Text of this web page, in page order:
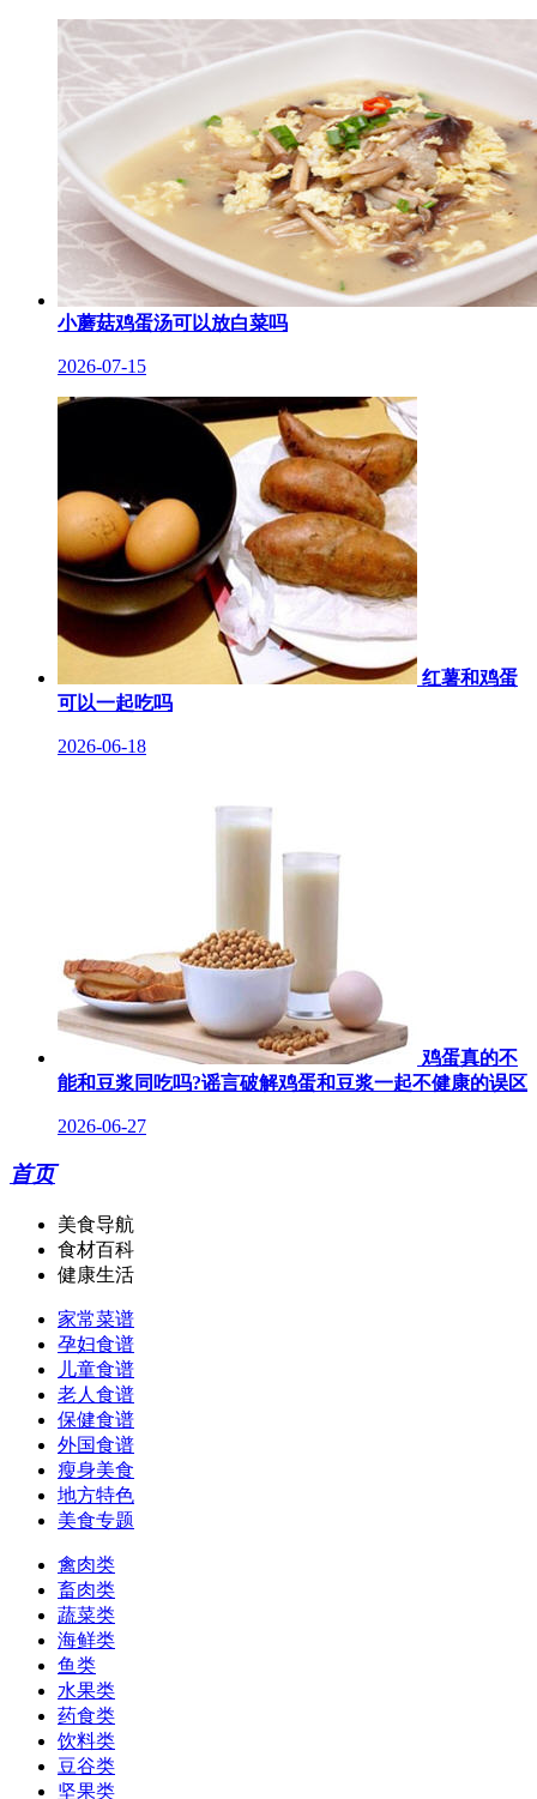
小蘑菇鸡蛋汤可以放白菜吗
2026-07-15
红薯和鸡蛋
可以一起吃吗
2026-06-18
鸡蛋真的不
能和豆浆同吃吗?谣言破解鸡蛋和豆浆一起不健康的误区
2026-06-27
首页
美食导航
食材百科
健康生活
家常菜谱
孕妇食谱
儿童食谱
老人食谱
保健食谱
外国食谱
瘦身美食
地方特色
美食专题
禽肉类
畜肉类
蔬菜类
海鲜类
鱼类
水果类
药食类
饮料类
豆谷类
坚果类